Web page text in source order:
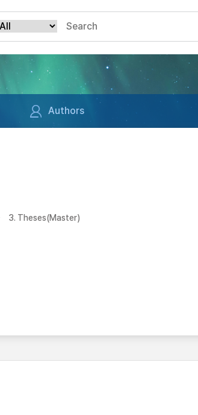
Authors
3. Theses(Master)